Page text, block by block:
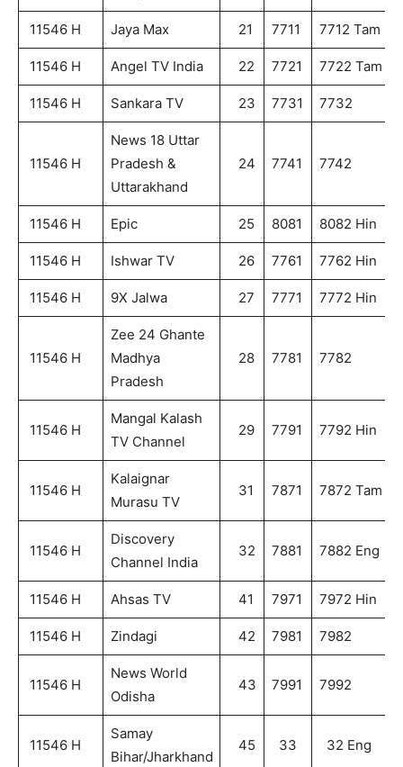
11546 H Jaya Max 21 7711 7712 Tam
11546 H Angel TV India 22 7721 7722 Tam
11546 H Sankara TV 23 7731 7732
11546 H
News 18 Uttar
Pradesh &
Uttarakhand
24 7741 7742
11546 H Epic 25 8081 8082 Hin
11546 H Ishwar TV 26 7761 7762 Hin
11546 H 9X Jalwa 27 7771 7772 Hin
11546 H
Zee 24 Ghante
Madhya
Pradesh
28 7781 7782
11546 H
Mangal Kalash
TV Channel
29 7791 7792 Hin
11546 H
Kalaignar
Murasu TV
31 7871 7872 Tam
11546 H
Discovery
Channel India
32 7881 7882 Eng
11546 H Ahsas TV 41 7971 7972 Hin
11546 H Zindagi 42 7981 7982
11546 H
News World
Odisha
43 7991 7992
11546 H
Samay
Bihar/Jharkhand
45 33 32 Eng